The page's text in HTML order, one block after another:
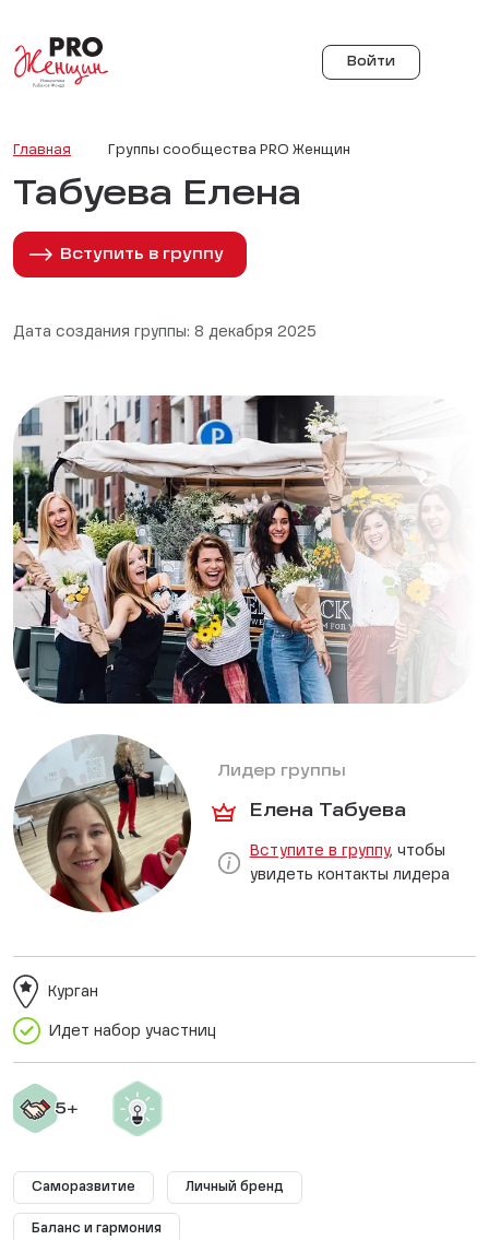
Войти
Главная Группы сообщества PRO Женщин
Табуева Елена
Вступить в группу
Дата создания группы: 8 декабря 2025
Лидер группы
Елена Табуева
Вступите в группу, чтобы
увидеть контакты лидера
Идет набор участниц
Курган
Саморазвитие Личный бренд
Баланс и гармония